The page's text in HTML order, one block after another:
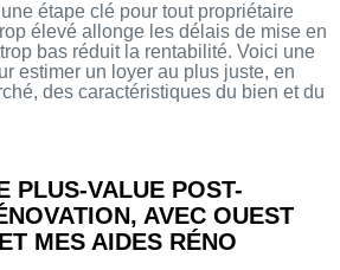
étape clé pour tout propriétaire
élevé allonge les délais de mise en
bas réduit la rentabilité. Voici une
estimer un loyer au plus juste, en
des caractéristiques du bien et du
PLUS-VALUE POST-
AVEC OUEST
MES AIDES RÉNO